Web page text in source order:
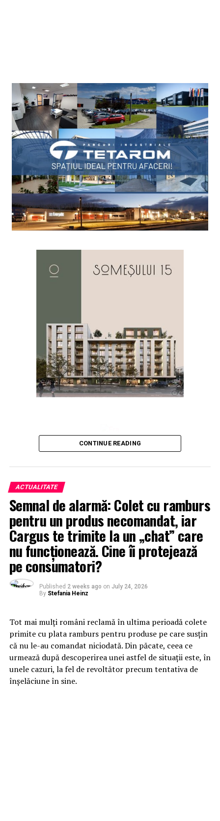
CONTINUE READING
ACTUALITATE
Semnal de alarmă: Colet cu ramburs
pentru un produs necomandat, iar
Cargus te trimite la un „chat” care
nu funcționează. Cine îi protejează
pe consumatori?
Published 2 weeks ago on July 24, 2026
By Stefania Heinz
Tot mai mulți români reclamă în ultima perioadă colete
primite cu plata ramburs pentru produse pe care susțin
că nu le-au comandat niciodată. Din păcate, ceea ce
urmează după descoperirea unei astfel de situații este, în
unele cazuri, la fel de revoltător precum tentativa de
înșelăciune în sine.